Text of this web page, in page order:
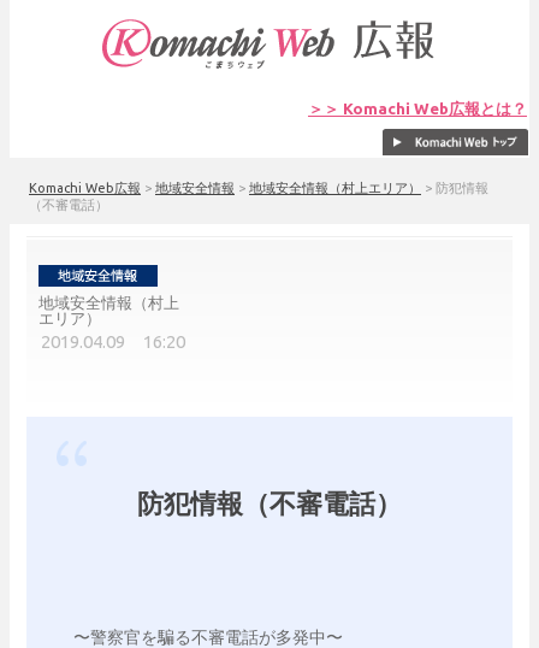
＞＞ Komachi Web広報とは？
Komachi Web広報 > 地域安全情報 > 地域安全情報（村上エリア） > 防犯情報
（不審電話）
地域安全情報（村上
エリア）
2019.04.09 16:20
防犯情報（不審電話）
〜警察官を騙る不審電話が多発中〜